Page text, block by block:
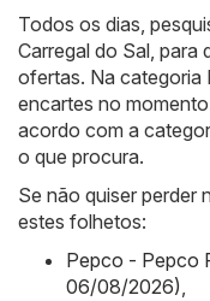
Todos os dias,
Carregal do Sal, para
ofertas. Na categoria
encartes no
acordo com a
o que procura.
Se não quiser perder
estes folhetos:
Pepco - Pepco
06/08/2026),